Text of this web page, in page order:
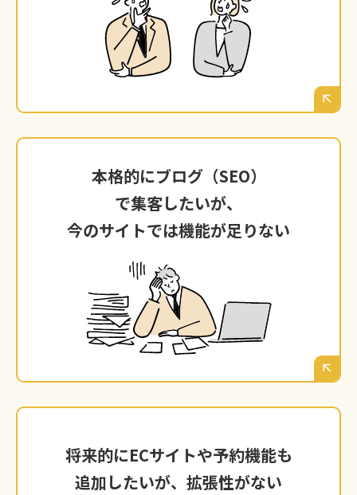
奈良の競合と差別化するため、独自の機能や複
雑な検索システムを導入したいが、ツールの仕
様（ノーコードなど）が壁となり、実現できな
本格的にブログ（SEO）
で集客したいが、
今のサイトでは機能が足りない
本格的にブログ（SEO）で集客したいが、
今のサイトでは機能が足りない
ブログ機能が簡易的すぎて、SEO対策に必要な
詳細な設定ができない。奈良の見込み客に役立
つ情報を発信し、集客の「柱」に育てたくて
も、その土台がない。
将来的にECサイトや予約機能も
追加したいが、拡張性がない
将来的にECサイトや予約機能も
追加したいが、拡張性がない